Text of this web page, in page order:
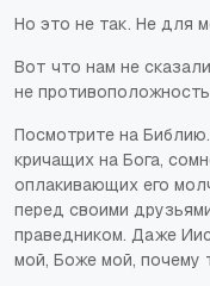
Но это не так. Не для
Вот что нам не
не
Посмотрите на
кричащих на Бога,
оплакивающих его
перед своими
праведником. Даже
мой, Боже мой, почему